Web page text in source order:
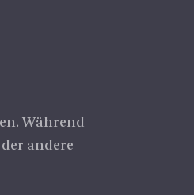
Während
andere